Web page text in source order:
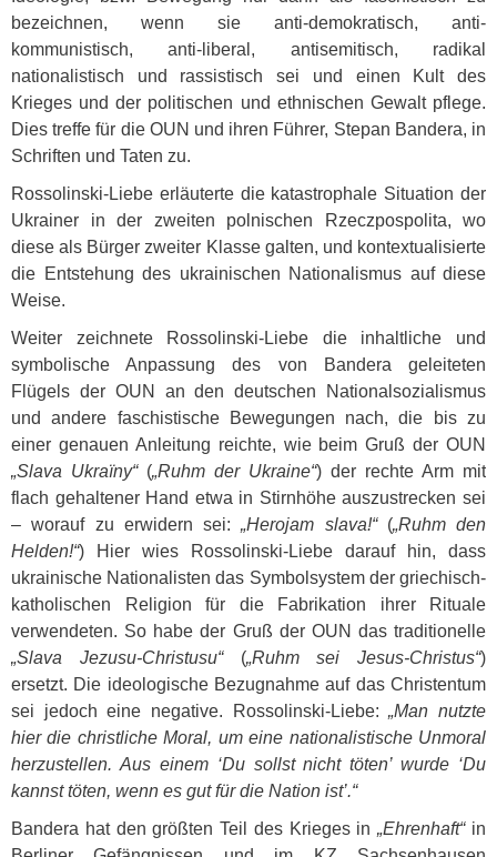
bezeichnen, wenn sie anti-demokratisch, anti-
kommunistisch, anti-liberal, antisemitisch, radikal
nationalistisch und rassistisch sei und einen Kult des
Krieges und der politischen und ethnischen Gewalt pflege.
Dies treffe für die OUN und ihren Führer, Stepan Bandera, in
Schriften und Taten zu.
Rossolinski-Liebe erläuterte die katastrophale Situation der
Ukrainer in der zweiten polnischen Rzeczpospolita, wo
diese als Bürger zweiter Klasse galten, und kontextualisierte
die Entstehung des ukrainischen Nationalismus auf diese
Weise.
Weiter zeichnete Rossolinski-Liebe die inhaltliche und
symbolische Anpassung des von Bandera geleiteten
Flügels der OUN
an den deutschen Nationalsozialismus
und andere faschistische Bewegungen nach, die bis zu
einer genauen Anleitung reichte, wie beim Gruß der OUN
„Slava Ukraïny“(„Ruhm der Ukraine“) der rechte Arm mit
flach gehaltener Hand etwa in Stirnhöhe auszustrecken sei
– worauf zu erwidern sei:„Herojam slava!“(„Ruhm den
Helden!“) Hier wies Rossolinski-Liebe darauf hin, dass
ukrainische Nationalisten das Symbolsystem der griechisch-
katholischen Religion für die Fabrikation ihrer Rituale
verwendeten. So habe der Gruß der OUN das traditionelle
„Slava Jezusu-Christusu“(„Ruhm sei Jesus-Christus“)
ersetzt. Die ideologische Bezugnahme auf das Christentum
sei jedoch eine negative. Rossolinski-Liebe:„Man nutzte
hier die christliche Moral, um eine nationalistische Unmoral
herzustellen. Aus einem ‘Du sollst nicht töten’ wurde ‘Du
kannst töten, wenn es gut für die Nation ist’.“
Bandera hat den größten Teil des Krieges in„Ehrenhaft“in